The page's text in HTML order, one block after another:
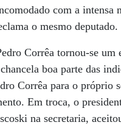
com a intensa
o mesmo deputado.
Corrêa tornou-se um
boa parte das
Corrêa para o próprio
Em troca, o
na secretaria,